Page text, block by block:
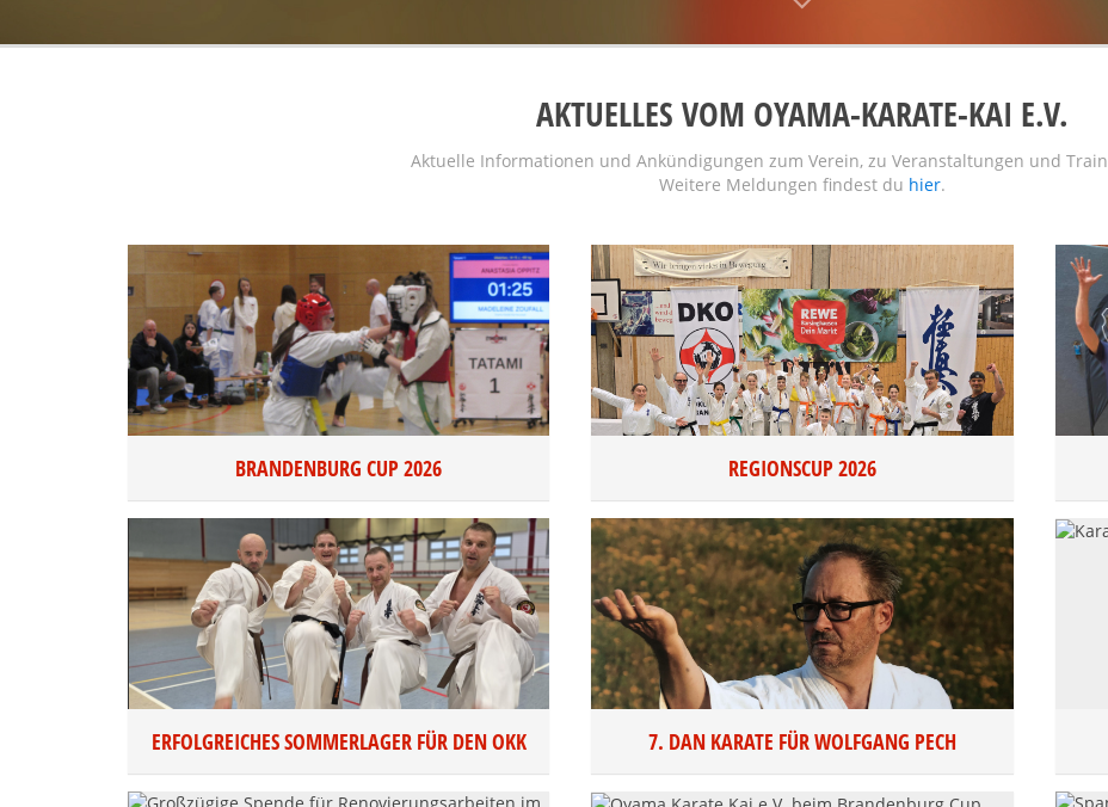
AKTUELLES VOM OYAMA-KARATE-KAI E.V.
Aktuelle Informationen und Ankündigungen zum Verein, zu Veranstaltungen und
Weitere Meldungen findest du hier.
BRANDENBURG CUP 2026 REGIONSCUP 2026
ERFOLGREICHES SOMMERLAGER FÜR DEN OKK 7. DAN KARATE FÜR WOLFGANG PECH